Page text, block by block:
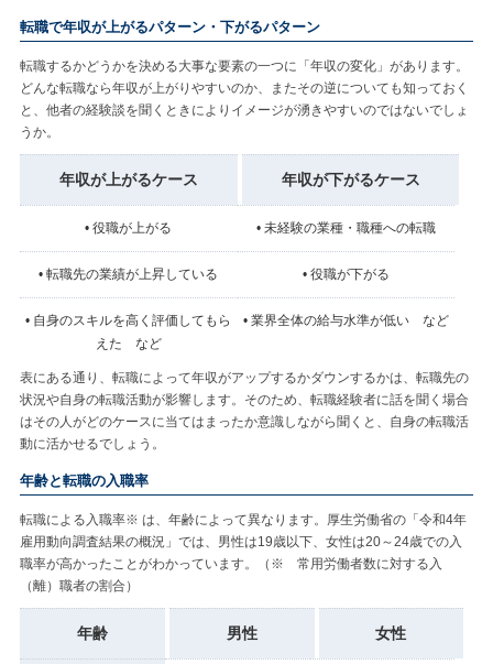
転職で年収が上がるパターン・下がるパターン
転職するかどうかを決める大事な要素の一つに「年収の変化」があります。
どんな転職なら年収が上がりやすいのか、またその逆についても知っておく
と、他者の経験談を聞くときによりイメージが湧きやすいのではないでしょ
うか。
年収が上がるケース 年収が下がるケース
• 役職が上がる • 未経験の業種・職種への転職
• 転職先の業績が上昇している • 役職が下がる
• 自身のスキルを高く評価してもら
えた など
• 業界全体の給与水準が低い など
表にある通り、転職によって年収がアップするかダウンするかは、転職先の
状況や自身の転職活動が影響します。そのため、転職経験者に話を聞く場合
はその人がどのケースに当てはまったか意識しながら聞くと、自身の転職活
動に活かせるでしょう。
年齢と転職の入職率
転職による入職率※ は、年齢によって異なります。厚生労働省の「令和4年
雇用動向調査結果の概況」では、男性は19歳以下、女性は20～24歳での入
職率が高かったことがわかっています。（※ 常用労働者数に対する入
（離）職者の割合）
年齢 男性 女性